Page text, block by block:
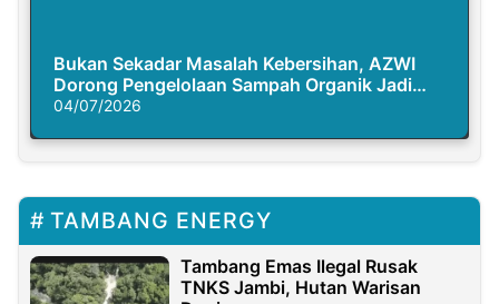
Bukan Sekadar Masalah Kebersihan, AZWI
Dorong Pengelolaan Sampah Organik Jadi
Solusi Krisis Iklim
04/07/2026
TAMBANG ENERGY
Tambang Emas Ilegal Rusak
TNKS Jambi, Hutan Warisan